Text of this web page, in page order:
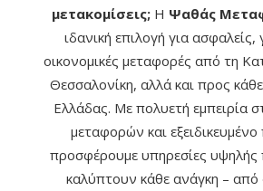
μετακομίσεις; Η Ψαθάς
ιδανική επιλογή για ασφαλείς,
οικονομικές μεταφορές από τη
Θεσσαλονίκη, αλλά και προς
Ελλάδας. Με πολυετή εμπειρία
μεταφορών και
προσφέρουμε υπηρεσίες υψηλής
καλύπτουν κάθε ανάγκη – από